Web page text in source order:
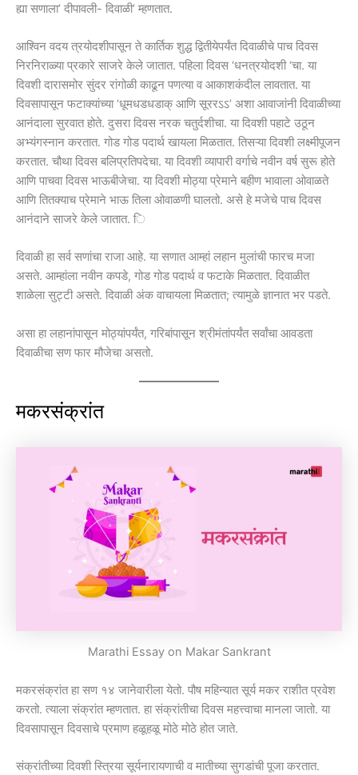
ह्या सणाला’ दीपावली- दिवाळी’ म्हणतात.
आश्विन वदय त्रयोदशीपासून ते कार्तिक शुद्ध द्वितीयेपर्यंत दिवाळीचे पाच दिवस
निरनिराळ्या प्रकारे साजरे केले जातात. पहिला दिवस ‘धनत्रयोदशी ‘चा. या
दिवशी दारासमोर सुंदर रांगोळी काढून पणत्या व आकाशकंदील लावतात. या
दिवसापासून फटाक्यांच्या ‘धूमधडधडाक् आणि सूररऽऽ’ अशा आवाजांनी दिवाळीच्या
आनंदाला सुरवात होते. दुसरा दिवस नरक चतुर्दशीचा. या दिवशी पहाटे उठून
अभ्यंगस्नान करतात. गोड गोड पदार्थ खायला मिळतात. तिसऱ्या दिवशी लक्ष्मीपूजन
करतात. चौथा दिवस बलिप्रतिपदेचा. या दिवशी व्यापारी वर्गाचे नवीन वर्ष सुरू होते
आणि पाचवा दिवस भाऊबीजेचा. या दिवशी मोठ्या प्रेमाने बहीण भावाला ओवाळते
आणि तितक्याच प्रेमाने भाऊ तिला ओवाळणी घालतो. असे हे मजेचे पाच दिवस
आनंदाने साजरे केले जातात. ि
दिवाळी हा सर्व सणांचा राजा आहे. या सणात आम्हां लहान मुलांची फारच मजा
असते. आम्हांला नवीन कपडे, गोड गोड पदार्थ व फटाके मिळतात. दिवाळीत
शाळेला सु‌ट्टी असते. दिवाळी अंक वाचायला मिळतात; त्यामुळे ज्ञानात भर पडते.
असा हा लहानांपासून मोठ्यांपर्यंत, गरिबांपासून श्रीमंतांपर्यंत सर्वांचा आवडता
दिवाळीचा सण फार मौजेचा असतो.
मकरसंक्रांत
Marathi Essay on Makar Sankrant
मकरसंक्रांत हा सण १४ जानेवारीला येतो. पौष महिन्यात सूर्य मकर राशीत प्रवेश
करतो. त्याला संक्रांत म्हणतात. हा संक्रांतीचा दिवस महत्त्वाचा मानला जातो. या
दिवसापासून दिवसाचे प्रमाण हळूहळू मोठे मोठे होत जाते.
संक्रांतीच्या दिवशी स्त्रिया सूर्यनारायणाची व मातीच्या सुगडांची पूजा करतात.